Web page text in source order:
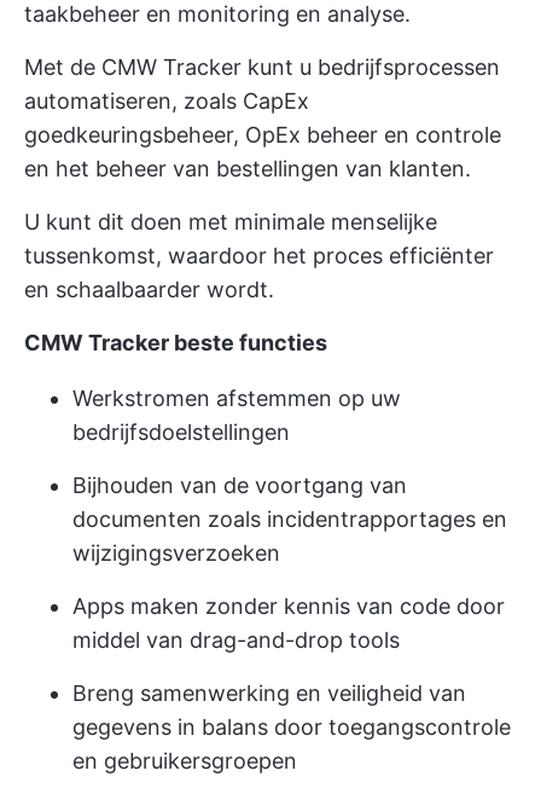
taakbeheer en monitoring en analyse.
Met de CMW Tracker kunt u bedrijfsprocessen
automatiseren, zoals CapEx
goedkeuringsbeheer, OpEx beheer en controle
en het beheer van bestellingen van klanten.
U kunt dit doen met minimale menselijke
tussenkomst, waardoor het proces efficiënter
en schaalbaarder wordt.
CMW Tracker beste functies
Werkstromen afstemmen op uw
bedrijfsdoelstellingen
Bijhouden van de voortgang van
documenten zoals incidentrapportages en
wijzigingsverzoeken
Apps maken zonder kennis van code door
middel van drag-and-drop tools
Breng samenwerking en veiligheid van
gegevens in balans door toegangscontrole
en gebruikersgroepen